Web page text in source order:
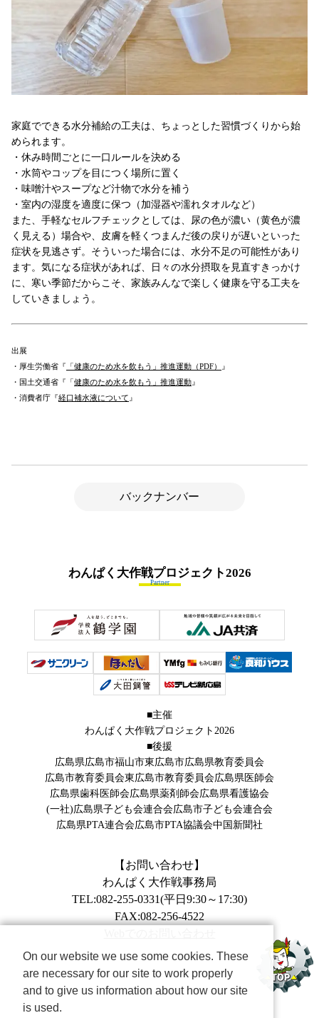
家庭でできる水分補給の工夫は、ちょっとした習慣づくりから始
められます。
・休み時間ごとに一口ルールを決める
・水筒やコップを目につく場所に置く
・味噌汁やスープなど汁物で水分を補う
・室内の湿度を適度に保つ（加湿器や濡れタオルなど）
また、手軽なセルフチェックとしては、尿の色が濃い（黄色が濃
く見える）場合や、皮膚を軽くつまんだ後の戻りが遅いといった
症状を見逃さず。そういった場合には、水分不足の可能性があり
ます。気になる症状があれば、日々の水分摂取を見直すきっかけ
に、寒い季節だからこそ、家族みんなで楽しく健康を守る工夫を
していきましょう。
出展
・厚生労働省『 「健康のため水を飲もう」推進運動（PDF）
』
・国土交通省『「健康のため水を飲もう」推進運動 』
・消費者庁『経口補水液について 』
バックナンバー
わんぱく大作戦プロジェクト2026
Partner
■主催
わんぱく大作戦プロジェクト2026
■後援
広島県広島市福山市東広島市広島県教育委員会
広島市教育委員会東広島市教育委員会広島県医師会
広島県歯科医師会広島県薬剤師会広島県看護協会
(一社)広島県子ども会連合会広島市子ども会連合会
広島県PTA連合会広島市PTA協議会中国新聞社
【お問い合わせ】
わんぱく大作戦事務局
TEL:082-255-0331(平日9:30～17:30)
FAX:082-256-4522
On our website we use some cookies. These
are necessary for our site to work properly
and to give us information about how our site
is used.